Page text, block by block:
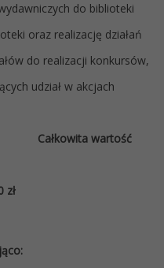
do biblioteki
oraz realizację działań
do realizacji konkursów,
udział w akcjach
Całkowita wartość
zł